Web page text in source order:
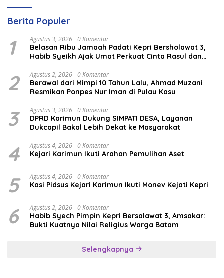
Berita Populer
1 Agustus 3, 2026 0 Komentar
Belasan Ribu Jamaah Padati Kepri Bersholawat 3,
Habib Syeikh Ajak Umat Perkuat Cinta Rasul dan
2 Agustus 2, 2026 0 Komentar
Berawal dari Mimpi 10 Tahun Lalu, Ahmad Muzani
Resmikan Ponpes Nur Iman di Pulau Kasu
3 Agustus 3, 2026 0 Komentar
DPRD Karimun Dukung SIMPATI DESA, Layanan
Dukcapil Bakal Lebih Dekat ke Masyarakat
4 Agustus 4, 2026 0 Komentar
Kejari Karimun Ikuti Arahan Pemulihan Aset
5 Agustus 4, 2026 0 Komentar
Kasi Pidsus Kejari Karimun Ikuti Monev Kejati Kepri
6 Agustus 2, 2026 0 Komentar
Habib Syech Pimpin Kepri Bersalawat 3, Amsakar:
Bukti Kuatnya Nilai Religius Warga Batam
Selengkapnya